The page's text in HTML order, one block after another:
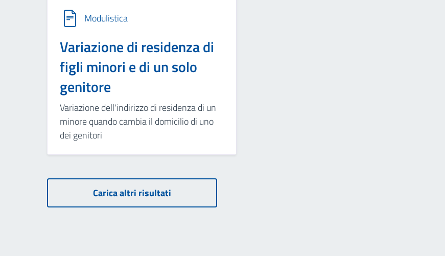
Modulistica
Variazione di residenza di
figli minori e di un solo
genitore
Variazione dell'indirizzo di residenza di un
minore quando cambia il domicilio di uno
dei genitori
Carica altri risultati